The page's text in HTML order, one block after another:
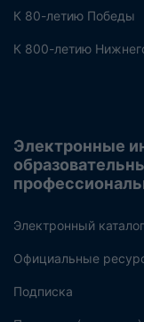
К 80-летию Победы
К 800-летию
Электронные
Электронный каталог
Официальные
Подписка